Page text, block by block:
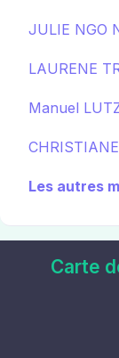
JULIE NGO
LAURENE
Manuel
Les autres
Carte